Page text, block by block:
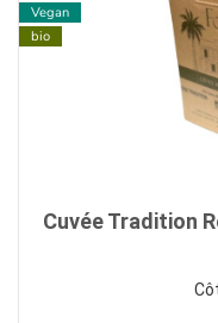
Vegan
bio
Cuvée Tradition